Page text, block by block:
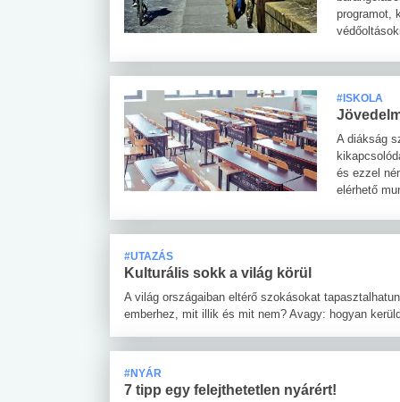
programot,
#ISKOLA
A diákság
és ezzel
elérhető
#UTAZÁS
Kulturális sokk a világ körül
A világ országaiban eltérő szokásokat
emberhez, mit illik és mit nem? Avagy: hogyan
#NYÁR
7 tipp egy felejthetetlen nyárért!